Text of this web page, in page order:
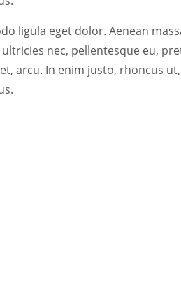
ligula eget dolor. Aenean
nec, pellentesque eu,
arcu. In enim justo, rhoncus